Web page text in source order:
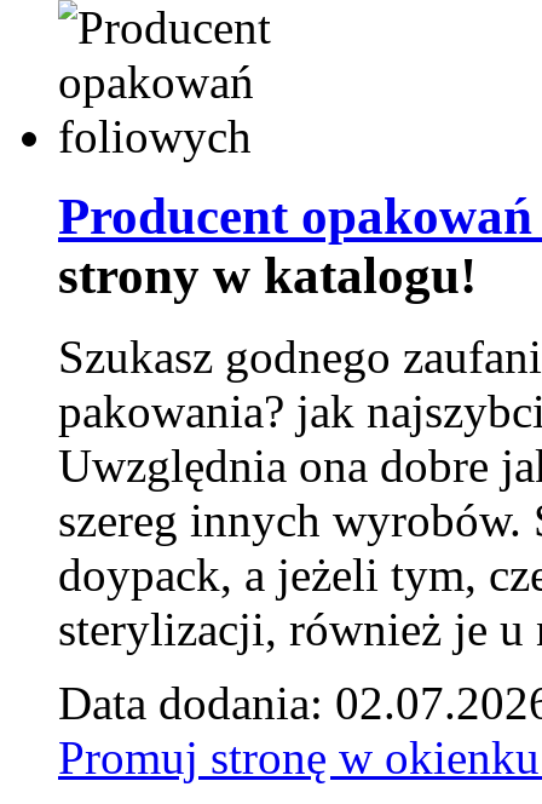
Producent
strony w katalogu!
Szukasz godnego
pakowania? jak
Uwzględnia ona dobre
szereg innych
doypack, a jeżeli tym,
sterylizacji, również je u
Data dodania:
Promuj stronę w